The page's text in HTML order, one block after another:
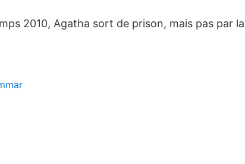
2010, Agatha sort de prison, mais pas par la